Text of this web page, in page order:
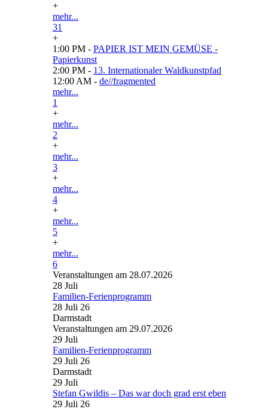
+
mehr...
31
+
1:00 PM - PAPIER IST MEIN GEMÜSE -
Papierkunst
2:00 PM - 13. Internationaler Waldkunstpfad
12:00 AM - de//fragmented
mehr...
1
+
mehr...
2
+
mehr...
3
+
mehr...
4
+
mehr...
5
+
mehr...
6
Veranstaltungen am 28.07.2026
28 Juli
Familien-Ferienprogramm
28 Juli 26
Darmstadt
Veranstaltungen am 29.07.2026
29 Juli
Familien-Ferienprogramm
29 Juli 26
Darmstadt
29 Juli
Stefan Gwildis – Das war doch grad erst eben
29 Juli 26